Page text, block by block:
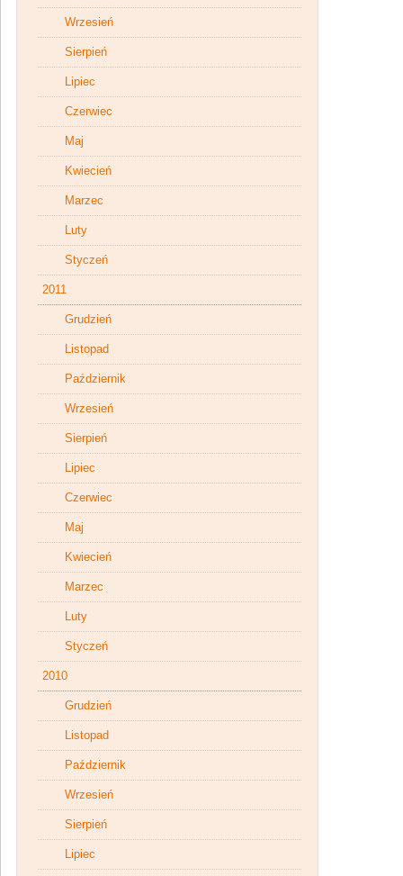
Wrzesień
Sierpień
Lipiec
Czerwiec
Maj
Kwiecień
Marzec
Luty
Styczeń
2011
Grudzień
Listopad
Październik
Wrzesień
Sierpień
Lipiec
Czerwiec
Maj
Kwiecień
Marzec
Luty
Styczeń
2010
Grudzień
Listopad
Październik
Wrzesień
Sierpień
Lipiec